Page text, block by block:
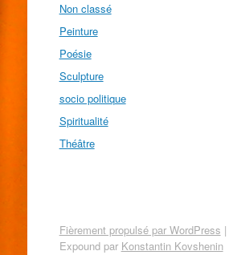
Non classé
Peinture
Poésie
Sculpture
socio politique
Spiritualité
Théâtre
Fièrement propulsé par WordPress |
Expound par Konstantin Kovshenin